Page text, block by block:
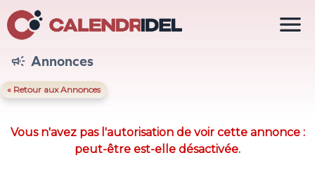
 Annonces
« Retour aux Annonces
Vous n'avez pas l'autorisation de voir cette annonce :
peut-être est-elle désactivée.
